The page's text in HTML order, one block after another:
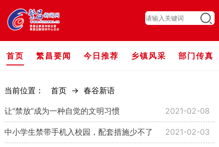
首页 繁昌要闻 今日推荐 乡镇风采 部门传真
当前位置： 首页 -> 春谷新语
让“禁放”成为一种自觉的文明习惯 2021-02-08
中小学生禁带手机入校园，配套措施少不了 2021-02-03